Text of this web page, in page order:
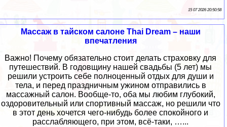
15 07 2026 20:50:58
Массаж в тайском салоне Thai Dream – наши
впечатления
Важно! Почему обязательно стоит делать страховку для
путешествий. В годовщину нашей свадьбы (5 лет) мы
решили устроить себе полноценный отдых для души и
тела, и перед праздничным ужином отправились в
массажный салон. Вообще-то, оба мы любим глубокий,
оздоровительный или спортивный массаж, но решили что
в этот день хочется чего-нибудь более спокойного и
расслабляющего, при этом, всё-таки, …...